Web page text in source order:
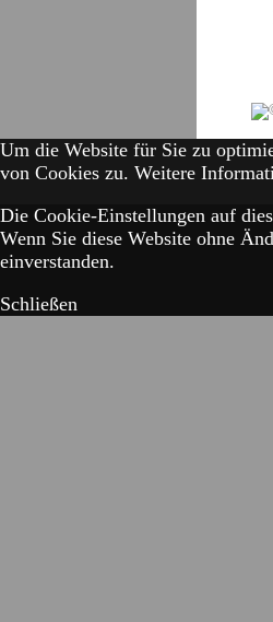
Um die Website für Sie zu
von Cookies zu. Weitere
Die Cookie-Einstellungen auf
Wenn Sie diese Website ohne
einverstanden.
Schließen